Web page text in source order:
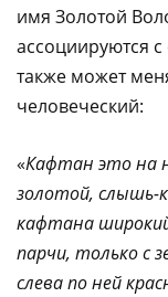
имя Золотой
ассоциируются
также может
человеческий:
«Кафтан это на
золотой, слышь-
кафтана
парчи, только с
слева по ней